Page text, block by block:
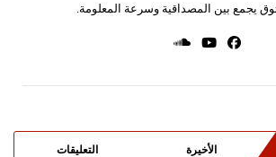
يجمع بين المصداقية وسرعة المعلومة.
الأخيرة التعليقات